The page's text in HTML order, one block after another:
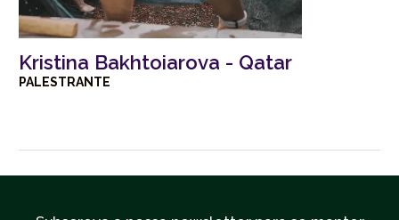
Kristina Bakhtoiarova - Qatar
PALESTRANTE